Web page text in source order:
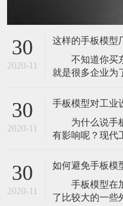
30
2020-11
这样的手板模型
不知道你买东
就是很多企业为
是，往往等到客
的不好。其实定
现这样的问题
家有很多，并且
此来尽快的
30
2020-11
手板模型对工业
为什么说手板
有影响呢？现代
轮船，无不包含
同。偏重于几
好地通过计算机
30
2020-11
手板模型在加
了比较大的一些